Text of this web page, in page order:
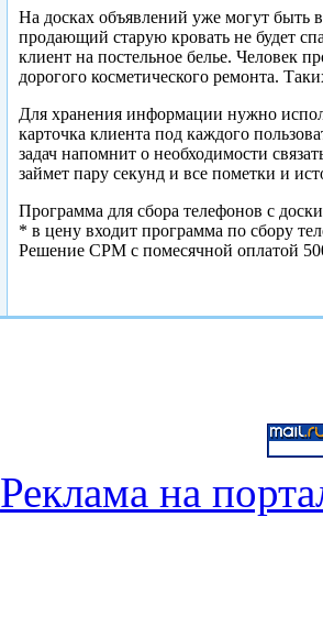
На досках объявлений уже могут быть
продающий старую кровать не будет
клиент на постельное белье. Человек
дорогого косметического ремонта.
Для хранения информации нужно
карточка клиента под каждого
задач напомнит о необходимости
займет пару секунд и все пометки и
Программа для сбора телефонов с
* в цену входит программа по сбору
Решение СРМ с помесячной оплатой
Реклама на